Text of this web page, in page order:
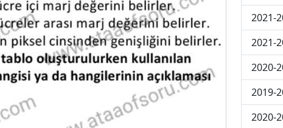
2021-
2021-
2020-
2019-
2020-